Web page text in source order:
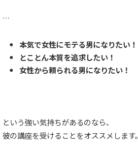
…
本気で女性にモテる男になりたい！
とことん本質を追求したい！
女性から頼られる男になりたい！
という強い気持ちがあるのなら、
彼の講座を受けることをオススメします。